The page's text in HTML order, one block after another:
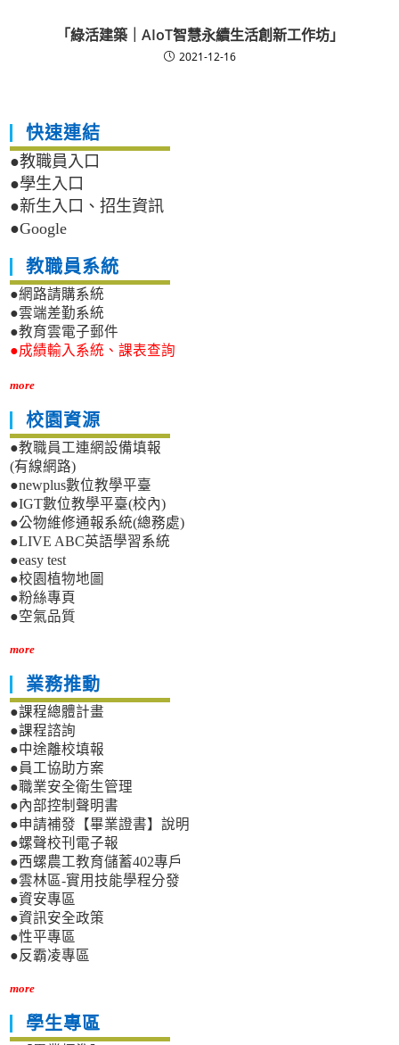
「綠活建築｜AIoT智慧永續生活創新工作坊」
2021-12-16
快速連結
●教職員入口
●學生入口
●新生入口、招生資訊
●Google
教職員系統
●網路請購系統
●雲端差勤系統
●教育雲電子郵件
●成績輸入系統、課表查詢
more
校園資源
●教職員工連網設備填報
(有線網路)
●newplus數位教學平臺
●IGT數位教學平臺(校內)
●公物維修通報系統(總務處)
●LIVE ABC英語學習系統
●easy test
●校園植物地圖
●粉絲專頁
●空氣品質
more
業務推動
●課程總體計畫
●課程諮詢
●中途離校填報
●員工協助方案
●職業安全衛生管理
●內部控制聲明書
●申請補發【畢業證書】說明
●螺聲校刊電子報
●西螺農工教育儲蓄402專戶
●雲林區-實用技能學程分發
●資安專區
●資訊安全政策
●性平專區
●反霸凌專區
more
學生專區